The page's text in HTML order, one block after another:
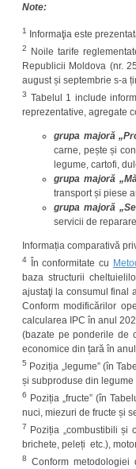
Note:
1 Informaţia este
2
Noile tarife
Republicii Moldova (nr.
august și septembrie s-a
3 Tabelul 1 include
reprezentative, agregate
grupa majoră
carne, pește și
legume, cartofi,
grupa majoră
transport și piese
grupa majoră
servicii de
Informația comparativă
4 În conformitate cu
baza structurii
ajustaţi la consumul final
Conform modificărilor
calcularea IPC în anul
(bazate pe ponderile de
economice din țară în
5 Poziția „legume” (în
și subproduse din
6 Poziția „fructe” (în
nuci, miezuri de fructe și
7 Poziția „combustibili și
brichete, peleți etc.),
8
Conform